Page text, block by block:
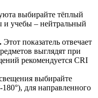
выбирайте тёплый
и учебы – нейтральный
Этот показатель отвечает
выглядят при
рекомендуется CRI
выбирайте
для направленного